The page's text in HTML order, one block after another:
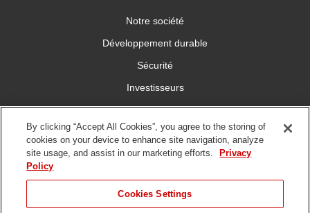
Notre société
Développement durable
Sécurité
Investisseurs
Carrières
Connectez-vous avec nous
By clicking “Accept All Cookies”, you agree to the storing of
cookies on your device to enhance site navigation, analyze
site usage, and assist in our marketing efforts.
Privacy
Policy
Cookies Settings